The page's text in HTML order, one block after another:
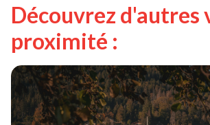
Découvrez d'autres
proximité :